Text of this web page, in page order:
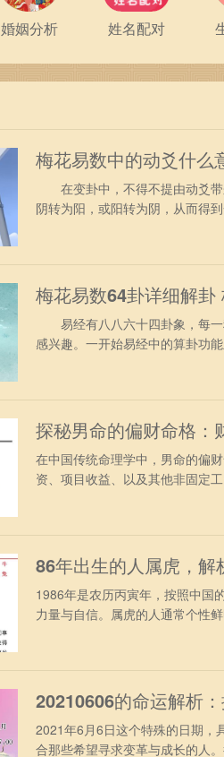
婚姻分析 姓名配对
梅花易数中的动爻什么
在变卦中，不得不提由动爻带
阴转为阳，或阳转为阴，从而得
梅花易数64卦详细解卦
易经有八八六十四卦象，每一
感兴趣。一开始易经中的算卦功
探秘男命的偏财命格：
在中国传统命理学中，男命的偏
资、项目收益、以及其他非固定
86年出生的人属虎，
1986年是农历丙寅年，按照中国
力量与自信。属虎的人通常个性
20210606的命运解析
2021年6月6日这个特殊的日期，
合那些希望寻求变革与成长的人